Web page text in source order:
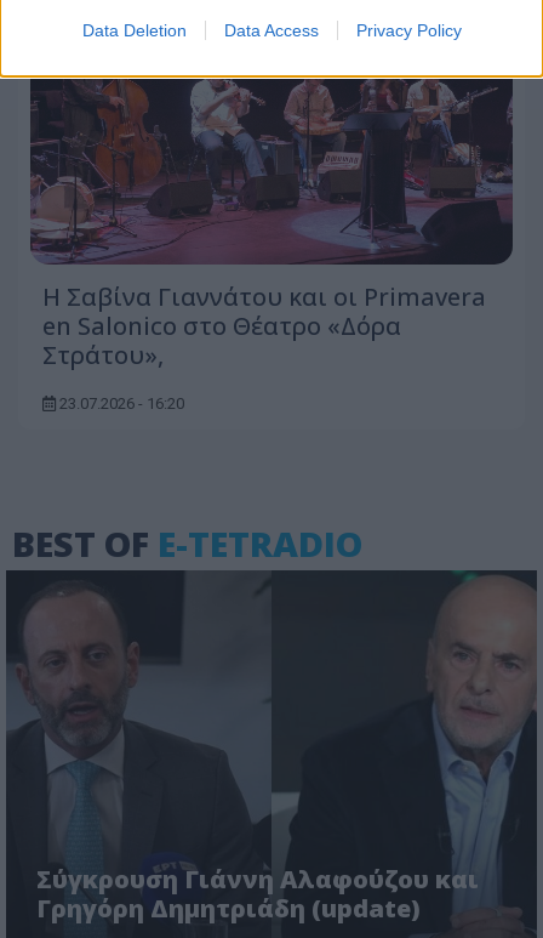
Data Deletion Data Access Privacy Policy
Η Σαβίνα Γιαννάτου και οι Primavera
en Salonico στο Θέατρο «Δόρα
Στράτου»,
23.07.2026 - 16:20
BEST OF E-TETRADIO
Σύγκρουση Γιάννη Αλαφούζου και
Γρηγόρη Δημητριάδη (update)